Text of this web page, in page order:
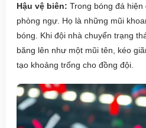
Hậu vệ biên: Trong bóng đá
phòng ngự. Họ là những mũi
bóng. Khi đội nhà chuyển trạng
băng lên như một mũi tên, kéo
tạo khoảng trống cho đồng đội.